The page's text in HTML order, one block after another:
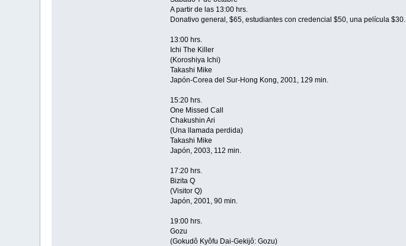
A partir de las 13:00 hrs.
Donativo general, $65, estudiantes con credencial $50, una película $30.
13:00 hrs.
Ichi The Killer
(Koroshiya Ichi)
Takashi Mike
Japón-Corea del Sur-Hong Kong, 2001, 129 min.
15:20 hrs.
One Missed Call
Chakushin Ari
(Una llamada perdida)
Takashi Mike
Japón, 2003, 112 min.
17:20 hrs.
Bizita Q
(Visitor Q)
Japón, 2001, 90 min.
19:00 hrs.
Gozu
(Gokudô Kyôfu Dai-Gekijô: Gozu)